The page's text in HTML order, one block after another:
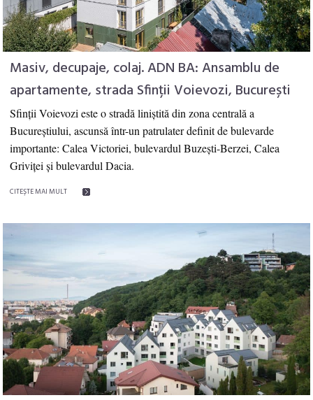
Masiv, decupaje, colaj. ADN BA: Ansamblu de
apartamente, strada Sfinții Voievozi, București
Sfinții Voievozi este o stradă liniștită din zona centrală a
Bucureștiului, ascunsă într-un patrulater definit de bulevarde
importante: Calea Victoriei, bulevardul Buzești-Berzei, Calea
Griviței și bulevardul Dacia.
CITEŞTE MAI MULT